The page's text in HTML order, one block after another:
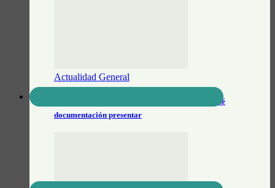
Actualidad General
Auxiliares escolares 2027: cómo inscribirse y qué
documentación presentar